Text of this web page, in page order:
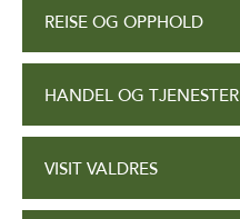
REISE OG OPPHOLD
HANDEL OG TJENESTER
VISIT VALDRES